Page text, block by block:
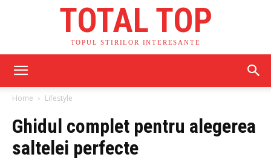
TOTAL TOP
TOPUL STIRILOR INTERESANTE
Home Lifestyle
Ghidul complet pentru alegerea
saltelei perfecte